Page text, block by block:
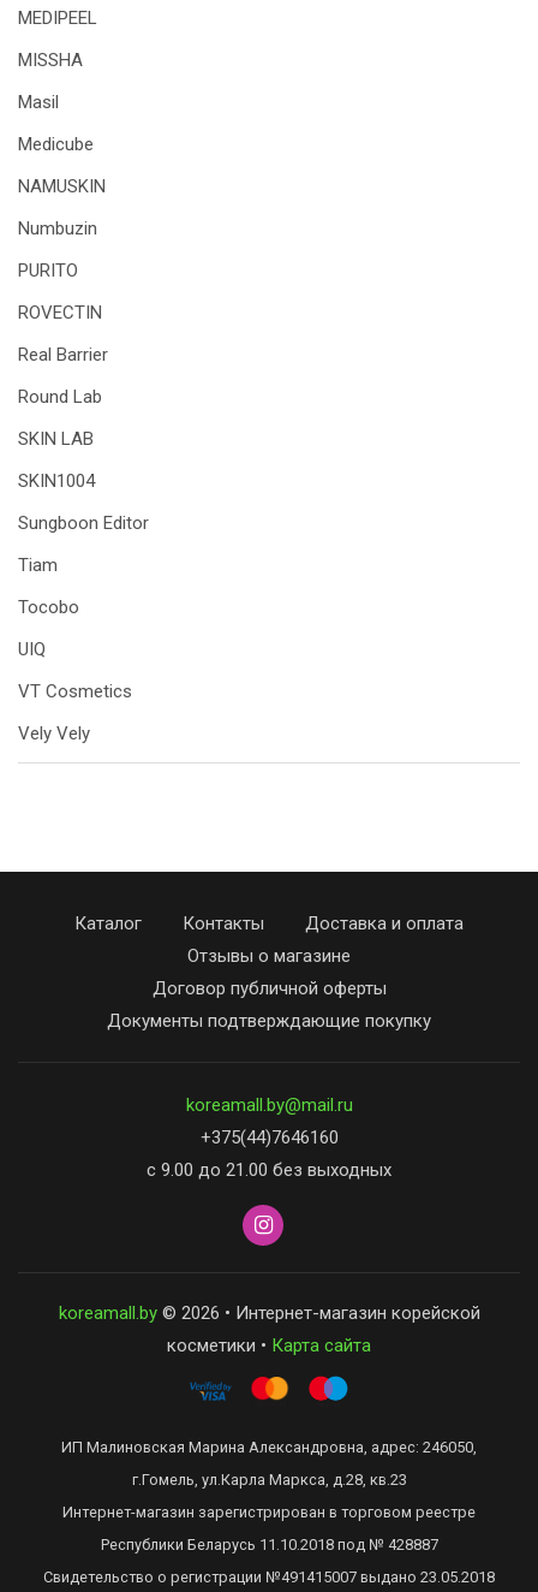
MEDIPEEL
MISSHA
Masil
Medicube
NAMUSKIN
Numbuzin
PURITO
ROVECTIN
Real Barrier
Round Lab
SKIN LAB
SKIN1004
Sungboon Editor
Tiam
Tocobo
UIQ
VT Cosmetics
Vely Vely
Каталог Контакты
Доставка и оплата
Отзывы о магазине
Договор публичной оферты
Документы подтверждающие покупку
koreamall.by@mail.ru
+375(44)7646160
с 9.00 до 21.00 без выходных
koreamall.by© 2026 • Интернет-магазин корейской
косметики • Карта сайта
ИП Малиновская Марина Александровна, адрес: 246050,
г.Гомель, ул.Карла Маркса, д.28, кв.23
Интернет-магазин зарегистрирован в торговом реестре
Республики Беларусь 11.10.2018 под № 428887
Свидетельство о регистрации №491415007 выдано 23.05.2018